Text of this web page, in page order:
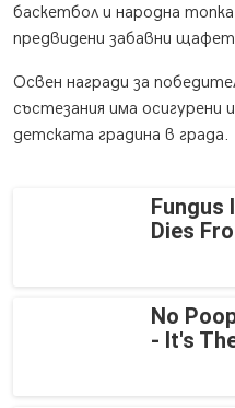
баскетбол и народна
предвидени забавни
Освен награди за
състезания има осигурени
детската градина в града.
Fungus
Dies
No
- It's